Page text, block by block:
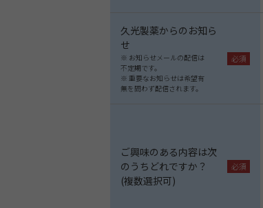
久光製薬からのお知ら
せ
※ お知らせメールの配信は
不定期です。
※ 重要なお知らせは希望有
無を問わず配信されます。
ご興味のある内容は次
のうちどれですか？
(複数選択可)